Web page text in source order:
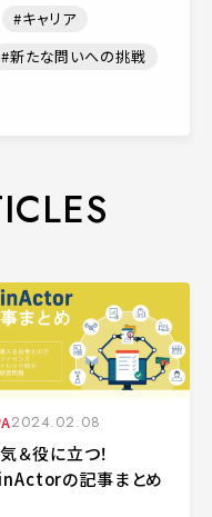
キャリア
新たな問いへの挑戦
2024.02.08
＆役に立つ！
の記事まとめ